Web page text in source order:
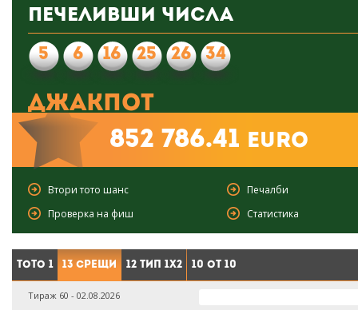
Печеливши числа
5 6 16 25 26 34
Джакпот
852 786.41 euro
Втори тото шанс
Печалби
Проверка на фиш
Статистика
Тото 1 13 срещи 12 тип 1X2 10 от 10
Тираж 60 - 02.08.2026